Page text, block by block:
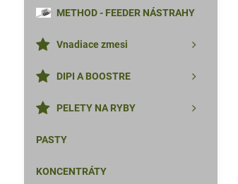
METHOD - FEEDER NÁSTRAHY
Vnadiace zmesi
DIPI A BOOSTRE
PELETY NA RYBY
PASTY
KONCENTRÁTY